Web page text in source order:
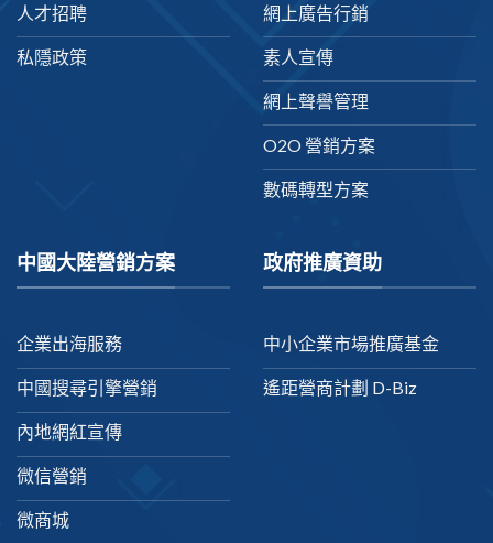
人才招聘
私隱政策
網上廣告行銷
素人宣傳
網上聲譽管理
O2O 營銷方案
數碼轉型方案
中國大陸營銷方案
企業出海服務
中國搜尋引擎營銷
內地網紅宣傳
微信營銷
微商城
政府推廣資助
中小企業市場推廣基金
遙距營商計劃 D-Biz